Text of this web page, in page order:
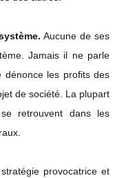
Aucune de ses
Jamais il ne parle
dénonce les profits des
de société. La plupart
retrouvent dans les
provocatrice et